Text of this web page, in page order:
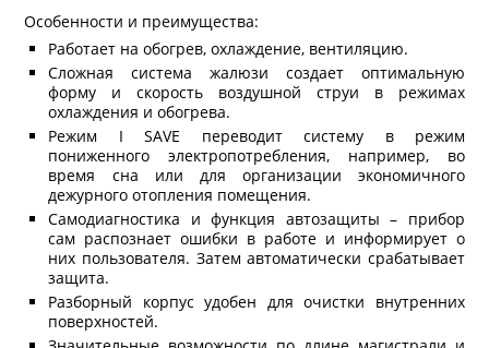
Особенности и преимущества:
Работает на обогрев, охлаждение, вентиляцию.
Сложная система жалюзи создает оптимальную
форму и скорость воздушной струи в режимах
охлаждения и обогрева.
Режим I SAVE переводит систему в режим
пониженного электропотребления, например, во
время сна или для организации экономичного
дежурного отопления помещения.
Самодиагностика и функция автозащиты – прибор
сам распознает ошибки в работе и информирует о
них пользователя. Затем автоматически срабатывает
защита.
Разборный корпус удобен для очистки внутренних
поверхностей.